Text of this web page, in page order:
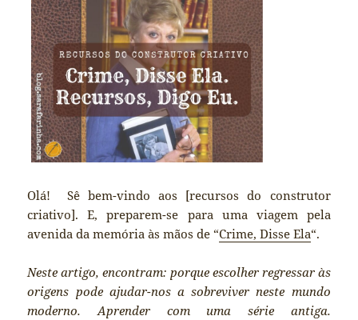
Olá! Sê bem-vindo aos [recursos do construtor
criativo]. E, preparem-se para uma viagem pela
avenida da memória às mãos de “Crime, Disse Ela“.
Neste artigo, encontram: porque escolher regressar às
origens pode ajudar-nos a sobreviver neste mundo
moderno. Aprender com uma série antiga.